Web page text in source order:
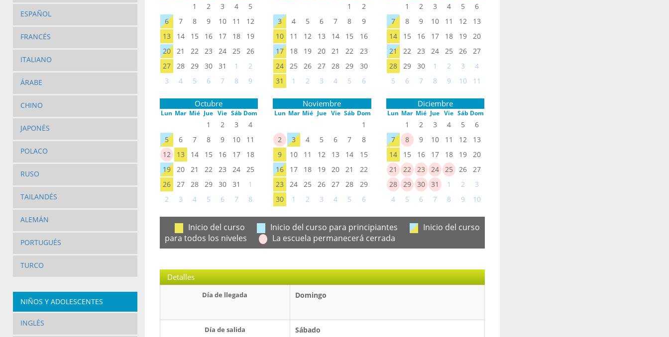
ESPAÑOL
FRANCÉS
ITALIANO
ÁRABE
CHINO
JAPONÉS
POLACO
RUSO
TAILANDÉS
ALEMÁN
PORTUGUÉS
TURCO
NIÑOS Y ADOLESCENTES
INGLÉS
1 2 3 4
5
6
7 8 9 10 11
12
13
14 15 16 17 18
19
20
21 22 23 24 25
26
27
28 29 30 31 1
2
3
4 5 6 7 8 9
1
2
3
4 5 6 7 8
9
10
11 12 13 14 15
16
17
18 19 20 21 22
23
24
25 26 27 28 29
30
31
1 2 3 4 5 6
1 2 3 4 5
6
7
8 9 10 11 12
13
14
15 16 17 18 19
20
21
22 23 24 25 26
27
28
29 30 1 2 3
4
5
6 7 8 9 10 11
Octubre
Lun Mar Mié Jue Vie Sáb Dom
1 2 3
4
5
6 7 8 9 10
11
12
13 14 15 16 17
18
19
20 21 22 23 24
25
26
27 28 29 30 31
1
2
3 4 5 6 7 8
Noviembre
Lun Mar Mié Jue Vie Sáb Dom
1
2
3 4 5 6 7
8
9
10 11 12 13 14
15
16
17 18 19 20 21
22
23
24 25 26 27 28
29
30
1 2 3 4 5 6
Diciembre
Lun Mar Mié Jue Vie Sáb Dom
1 2 3 4 5
6
7
8 9 10 11 12
13
14
15 16 17 18 19
20
21
22 23 24 25 26
27
28
29 30 31 1 2
3
4
5 6 7 8 9 10
Inicio del curso Inicio del curso para principiantes
Inicio del curso
para todos los niveles
La escuela permanecerá cerrada
Detalles
Día de llegada Domingo
Día de salida Sábado